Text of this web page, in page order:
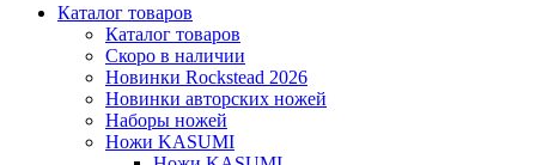
Каталог товаров
Каталог товаров
Скоро в наличии
Новинки Rockstead 2026
Новинки авторских ножей
Наборы ножей
Ножи KASUMI